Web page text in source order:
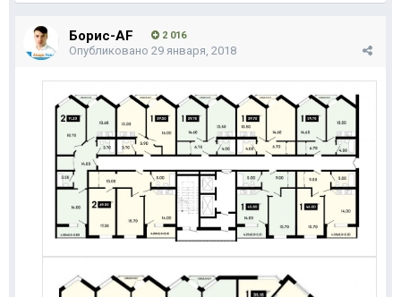
Борис-AF 2 016
Опубликовано 29 января, 2018